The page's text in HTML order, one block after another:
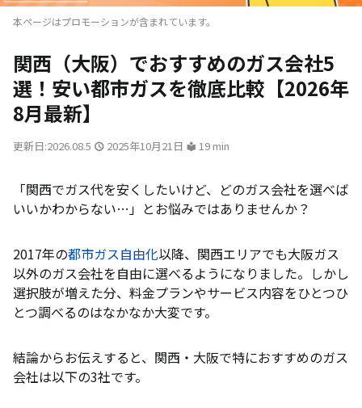
本ページはプロモーションが含まれています。
関西（大阪）でおすすめのガス会社5
選！安い都市ガスを徹底比較【2026年
8月最新】
更新日:2026.08.5 2025年10月21日 19 min
「関西でガス代を安くしたいけど、どのガス会社を選べば
いいかわからない…」とお悩みではありませんか？
2017年の都市ガス自由化以降、関西エリアでも大阪ガス
以外のガス会社を自由に選べるようになりました。しかし
選択肢が増えた分、料金プランやサービス内容をひとつひ
とつ調べるのはなかなか大変です。
結論からお伝えすると、関西・大阪で特におすすめのガス
会社は以下の3社です。